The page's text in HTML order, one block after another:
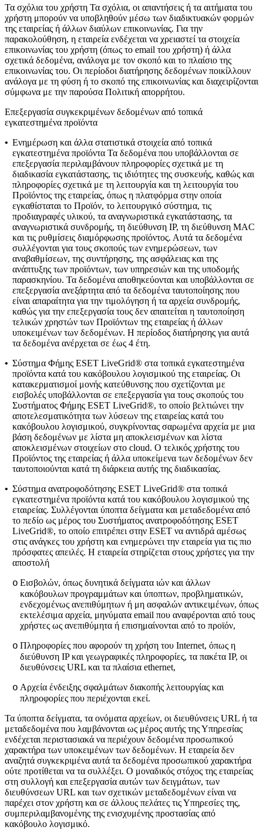
Τα σχόλια του χρήστη Τα σχόλια, οι απαντήσεις ή τα αιτήματα του
χρήστη μπορούν να υποβληθούν μέσω των διαδικτυακών φορμών
της εταιρείας ή άλλων διαύλων επικοινωνίας. Για την
παρακολούθηση, η εταιρεία ενδέχεται να χρειαστεί τα στοιχεία
επικοινωνίας του χρήστη (όπως το email του χρήστη) ή άλλα
σχετικά δεδομένα, ανάλογα με τον σκοπό και το πλαίσιο της
επικοινωνίας του. Οι περίοδοι διατήρησης δεδομένων ποικίλλουν
ανάλογα με τη φύση ή το σκοπό της επικοινωνίας και διαχειρίζονται
σύμφωνα με την παρούσα Πολιτική απορρήτου.
Επεξεργασία συγκεκριμένων δεδομένων από τοπικά
εγκατεστημένα προϊόντα
• Ενημέρωση και άλλα στατιστικά στοιχεία από τοπικά
εγκατεστημένα προϊόντα Τα δεδομένα που υποβάλλονται σε
επεξεργασία περιλαμβάνουν πληροφορίες σχετικά με τη
διαδικασία εγκατάστασης, τις ιδιότητες της συσκευής, καθώς και
πληροφορίες σχετικά με τη λειτουργία και τη λειτουργία του
Προϊόντος της εταιρείας, όπως η πλατφόρμα στην οποία
εγκαθίσταται το Προϊόν, το λειτουργικό σύστημα, τις
προδιαγραφές υλικού, τα αναγνωριστικά εγκατάστασης, τα
αναγνωριστικά συνδρομής, τη διεύθυνση IP, τη διεύθυνση MAC
και τις ρυθμίσεις διαμόρφωσης προϊόντος. Αυτά τα δεδομένα
συλλέγονται για τους σκοπούς των ενημερώσεων, των
αναβαθμίσεων, της συντήρησης, της ασφάλειας και της
ανάπτυξης των προϊόντων, των υπηρεσιών και της υποδομής
παρασκηνίου. Τα δεδομένα αποθηκεύονται και υποβάλλονται σε
επεξεργασία ανεξάρτητα από τα δεδομένα ταυτοποίησης που
είναι απαραίτητα για την τιμολόγηση ή τα αρχεία συνδρομής,
καθώς για την επεξεργασία τους δεν απαιτείται η ταυτοποίηση
τελικών χρηστών των Προϊόντων της εταιρείας ή άλλων
υποκειμένων των δεδομένων. Η περίοδος διατήρησης για αυτά
τα δεδομένα ανέρχεται σε έως 4 έτη.
• Σύστημα Φήμης ESET LiveGrid® στα τοπικά εγκατεστημένα
προϊόντα κατά του κακόβουλου λογισμικού της εταιρείας. Οι
κατακερματισμοί μονής κατεύθυνσης που σχετίζονται με
εισβολές υποβάλλονται σε επεξεργασία για τους σκοπούς του
Συστήματος Φήμης ESET LiveGrid®, το οποίο βελτιώνει την
αποτελεσματικότητα των λύσεων της εταιρείας κατά του
κακόβουλου λογισμικού, συγκρίνοντας σαρωμένα αρχεία με μια
βάση δεδομένων με λίστα μη αποκλεισμένων και λίστα
αποκλεισμένων στοιχείων στο cloud. Ο τελικός χρήστης του
Προϊόντος της εταιρείας ή άλλα υποκείμενα των δεδομένων δεν
ταυτοποιούνται κατά τη διάρκεια αυτής της διαδικασίας.
• Σύστημα ανατροφοδότησης ESET LiveGrid® στα τοπικά
εγκατεστημένα προϊόντα κατά του κακόβουλου λογισμικού της
εταιρείας. Συλλέγονται ύποπτα δείγματα και μεταδεδομένα από
το πεδίο ως μέρος του Συστήματος ανατροφοδότησης ESET
LiveGrid®, το οποίο επιτρέπει στην ESET να αντιδρά αμέσως
στις ανάγκες του χρήστη και ενημερώνει την εταιρεία για τις πιο
πρόσφατες απειλές. Η εταιρεία στηρίζεται στους χρήστες για την
αποστολή
o Εισβολών, όπως δυνητικά δείγματα ιών και άλλων
κακόβουλων προγραμμάτων και ύποπτων, προβληματικών,
ενδεχομένως ανεπιθύμητων ή μη ασφαλών αντικειμένων, όπως
εκτελέσιμα αρχεία, μηνύματα email που αναφέρονται από τους
χρήστες ως ανεπιθύμητα ή επισημαίνονται από το προϊόν,
o Πληροφορίες που αφορούν τη χρήση του Internet, όπως η
διεύθυνση IP και γεωγραφικές πληροφορίες, τα πακέτα IP, οι
διευθύνσεις URL και τα πλαίσια ethernet,
o Αρχεία ένδειξης σφαλμάτων διακοπής λειτουργίας και
πληροφορίες που περιέχονται εκεί.
Τα ύποπτα δείγματα, τα ονόματα αρχείων, οι διευθύνσεις URL ή τα
μεταδεδομένα που λαμβάνονται ως μέρος αυτής της Υπηρεσίας
ενδέχεται περιστασιακά να περιέχουν δεδομένα προσωπικού
χαρακτήρα των υποκειμένων των δεδομένων. Η εταιρεία δεν
αναζητά συγκεκριμένα αυτά τα δεδομένα προσωπικού χαρακτήρα
ούτε προτίθεται να τα συλλέξει. Ο μοναδικός στόχος της εταιρείας
στη συλλογή και επεξεργασία αυτών των δειγμάτων, των
διευθύνσεων URL και των σχετικών μεταδεδομένων είναι να
παρέχει στον χρήστη και σε άλλους πελάτες τις Υπηρεσίες της,
συμπεριλαμβανομένης της ενισχυμένης προστασίας από
κακόβουλο λογισμικό.